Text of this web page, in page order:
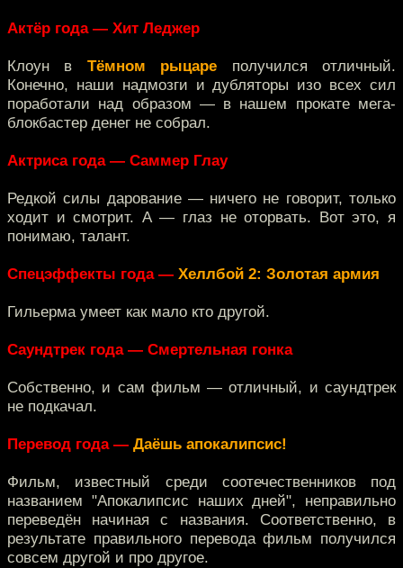
Актёр года — Хит Леджер
Клоун в Тёмном рыцаре получился отличный.
Конечно, наши надмозги и дубляторы изо всех сил
поработали над образом — в нашем прокате мега-
блокбастер денег не собрал.
Актриса года — Саммер Глау
Редкой силы дарование — ничего не говорит, только
ходит и смотрит. А — глаз не оторвать. Вот это, я
понимаю, талант.
Спецэффекты года — Хеллбой 2: Золотая армия
Гильерма умеет как мало кто другой.
Саундтрек года — Смертельная гонка
Собственно, и сам фильм — отличный, и саундтрек
не подкачал.
Перевод года — Даёшь апокалипсис!
Фильм, известный среди соотечественников под
названием "Апокалипсис наших дней", неправильно
переведён начиная с названия. Соответственно, в
результате правильного перевода фильм получился
совсем другой и про другое.